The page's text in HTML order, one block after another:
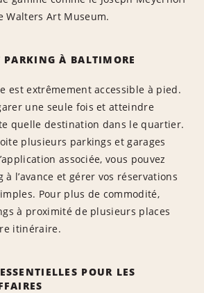
Walters Art Museum.
À BALTIMORE
est extrêmement accessible à pied.
une seule fois et atteindre
quelle destination dans le quartier.
plusieurs parkings et garages
associée, vous pouvez
l’avance et gérer vos réservations
Pour plus de commodité,
à proximité de plusieurs places
itinéraire.
POUR LES